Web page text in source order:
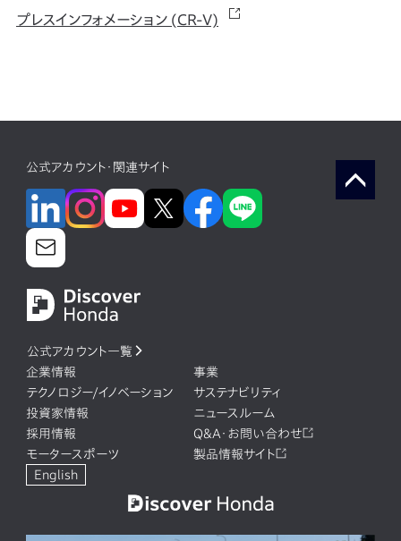
プレスインフォメーション (CR-V)
公式アカウント・関連サイト
公式アカウント一覧
企業情報
事業
テクノロジー/イノベーション
サステナビリティ
投資家情報
ニュースルーム
採用情報
Q&A・お問い合わせ
モータースポーツ
製品情報サイト
English